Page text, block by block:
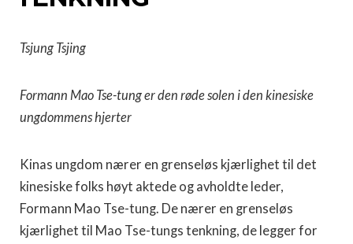
Tsjung Tsjing
Formann Mao Tse-tung er den røde solen i den kinesiske
ungdommens hjerter
Kinas ungdom nærer en grenseløs kjærlighet til det
kinesiske folks høyt aktede og avholdte leder,
Formann Mao Tse-tung. De nærer en grenseløs
kjærlighet til Mao Tse-tungs tenkning, de legger for